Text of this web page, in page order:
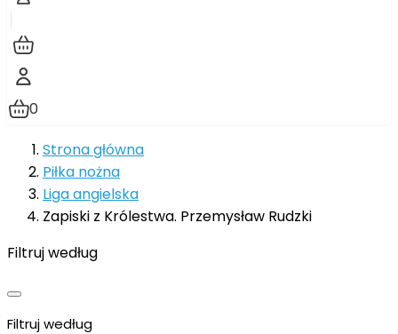
0
Strona główna
Piłka nożna
Liga angielska
Zapiski z Królestwa. Przemysław Rudzki
Filtruj według
Filtruj według